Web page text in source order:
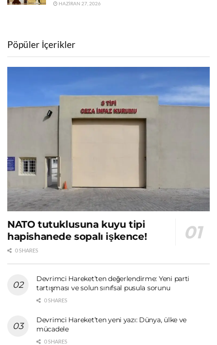
HAZIRAN 27, 2026
Pöpüler İçerikler
NATO tutuklusuna kuyu tipi
hapishanede sopalı işkence!
0 SHARES
Devrimci Hareket’ten değerlendirme: Yeni parti
tartışması ve solun sınıfsal pusula sorunu
0 SHARES
Devrimci Hareket’ten yeni yazı: Dünya, ülke ve
mücadele
0 SHARES